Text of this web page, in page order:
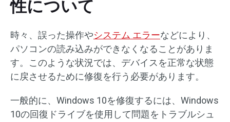
性について
時々、誤った操作やシステム エラーなどにより、
パソコンの読み込みができなくなることがありま
す。このような状況では、デバイスを正常な状態
に戻させるために修復を行う必要があります。
一般的に、Windows 10を修復するには、Windows
10の回復ドライブを使用して問題をトラブルシュ